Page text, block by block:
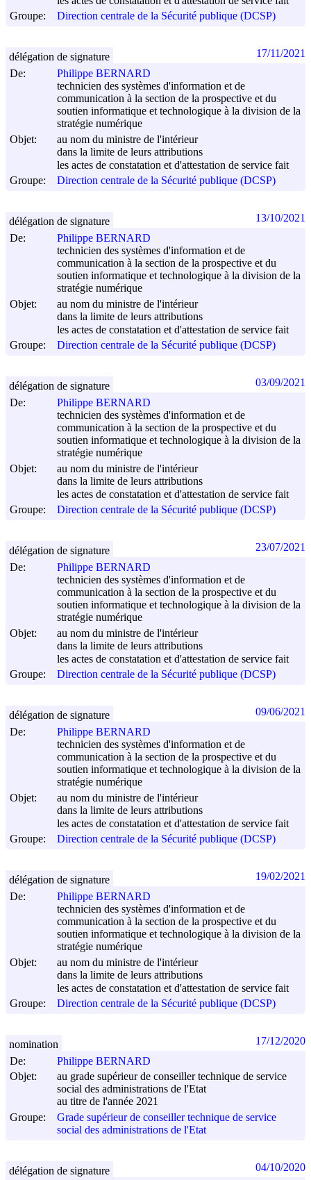
Groupe:
Direction centrale de la Sécurité publique (DCSP)
De:
Philippe BERNARD
technicien des systèmes d'information et de
communication à la section de la prospective et du
soutien informatique et technologique à la division de la
stratégie numérique
Objet:
au nom du ministre de l'intérieur
dans la limite de leurs attributions
les actes de constatation et d'attestation de service fait
Groupe:
Direction centrale de la Sécurité publique (DCSP)
délégation de signature 17/11/2021
De:
Philippe BERNARD
technicien des systèmes d'information et de
communication à la section de la prospective et du
soutien informatique et technologique à la division de la
stratégie numérique
Objet:
au nom du ministre de l'intérieur
dans la limite de leurs attributions
les actes de constatation et d'attestation de service fait
Groupe:
Direction centrale de la Sécurité publique (DCSP)
délégation de signature 13/10/2021
De:
Philippe BERNARD
technicien des systèmes d'information et de
communication à la section de la prospective et du
soutien informatique et technologique à la division de la
stratégie numérique
Objet:
au nom du ministre de l'intérieur
dans la limite de leurs attributions
les actes de constatation et d'attestation de service fait
Groupe:
Direction centrale de la Sécurité publique (DCSP)
délégation de signature 03/09/2021
De:
Philippe BERNARD
technicien des systèmes d'information et de
communication à la section de la prospective et du
soutien informatique et technologique à la division de la
stratégie numérique
Objet:
au nom du ministre de l'intérieur
dans la limite de leurs attributions
les actes de constatation et d'attestation de service fait
Groupe:
Direction centrale de la Sécurité publique (DCSP)
délégation de signature 23/07/2021
De:
Philippe BERNARD
technicien des systèmes d'information et de
communication à la section de la prospective et du
soutien informatique et technologique à la division de la
stratégie numérique
Objet:
au nom du ministre de l'intérieur
dans la limite de leurs attributions
les actes de constatation et d'attestation de service fait
Groupe:
Direction centrale de la Sécurité publique (DCSP)
délégation de signature 09/06/2021
De:
Philippe BERNARD
technicien des systèmes d'information et de
communication à la section de la prospective et du
soutien informatique et technologique à la division de la
stratégie numérique
Objet:
au nom du ministre de l'intérieur
dans la limite de leurs attributions
les actes de constatation et d'attestation de service fait
Groupe:
Direction centrale de la Sécurité publique (DCSP)
délégation de signature 19/02/2021
De:
Philippe BERNARD
Objet:
au grade supérieur de conseiller technique de service
social des administrations de l'Etat
au titre de l'année 2021
Groupe:
Grade supérieur de conseiller technique de service
social des administrations de l'Etat
nomination 17/12/2020
délégation de signature 04/10/2020